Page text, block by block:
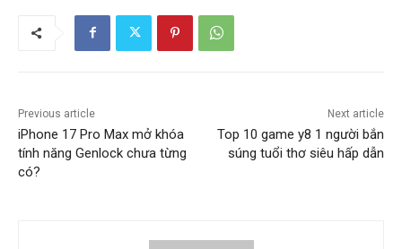
Previous article
iPhone 17 Pro Max mở khóa
tính năng Genlock chưa từng
có?
Next article
Top 10 game y8 1 người bắn
súng tuổi thơ siêu hấp dẫn